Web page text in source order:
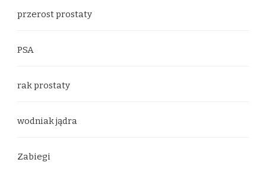
przerost prostaty
PSA
rak prostaty
wodniak jądra
Zabiegi